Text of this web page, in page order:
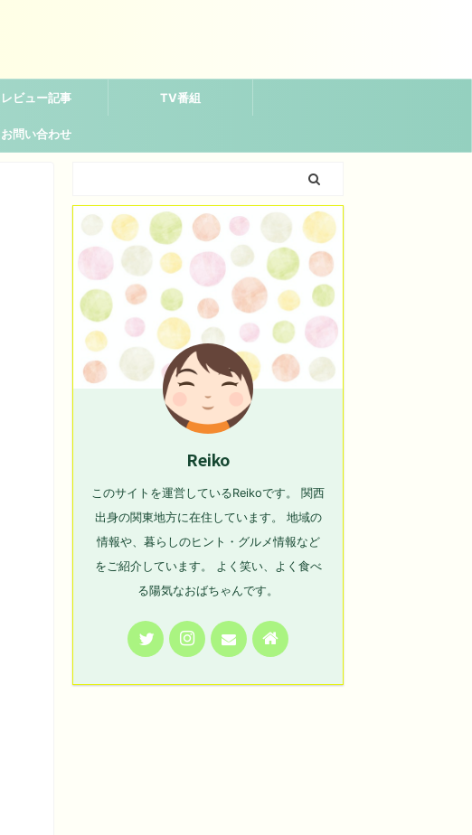
レビュー記事 TV番組
お問い合わせ
Reiko
このサイトを運営しているReikoです。 関西
出身の関東地方に在住しています。 地域の
情報や、暮らしのヒント・グルメ情報など
をご紹介しています。 よく笑い、よく食べ
る陽気なおばちゃんです。